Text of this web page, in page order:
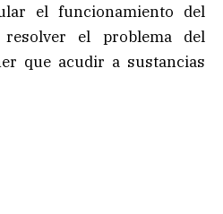
el funcionamiento del
el problema del
que acudir a sustancias